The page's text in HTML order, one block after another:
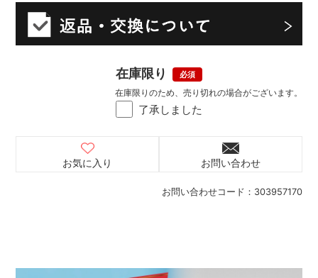
お問い合わせコード： 303957170
在庫限り
了承しました
在庫限りのため、売り切れの場合がございます。
お気に入り お問い合わせ